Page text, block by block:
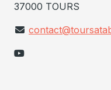
37000 TOURS